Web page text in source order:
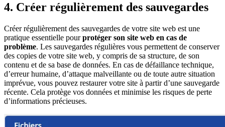
4. Créer régulièrement des sauvegardes
Créer régulièrement des sauvegardes de votre site web est une
pratique essentielle pourprotéger son site web en cas de
problème. Les sauvegardes régulières vous permettent de conserver
des copies de votre site web, y compris de sa structure, de son
contenu et de sa base de données. En cas de défaillance technique,
d’erreur humaine, d’attaque malveillante ou de toute autre situation
imprévue, vous pouvez restaurer votre site à partir d’une sauvegarde
récente. Cela protège vos données et minimise les risques de perte
d’informations précieuses.